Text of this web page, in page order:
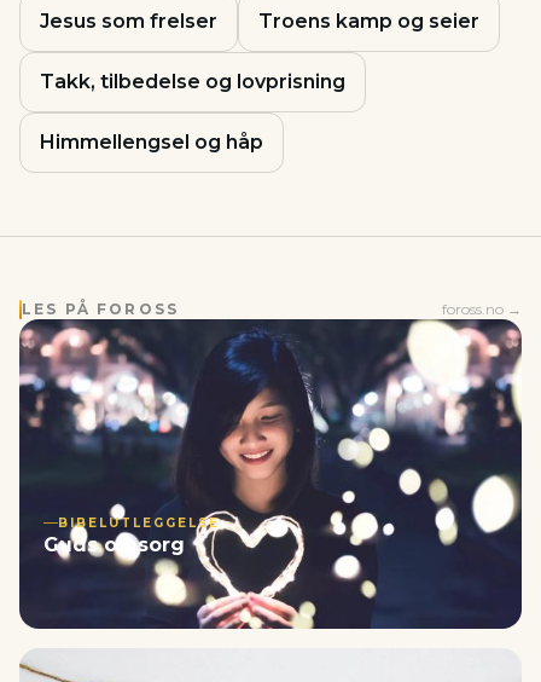
Jesus som frelser Troens kamp og seier
Takk, tilbedelse og lovprisning
Himmellengsel og håp
LES PÅ FOROSS foross.no →
BIBELUTLEGGELSE
Guds omsorg